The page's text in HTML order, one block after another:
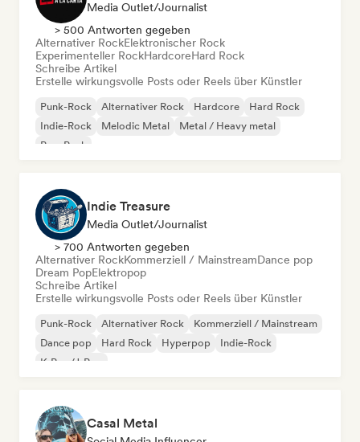
Media Outlet/Journalist
> 500 Antworten gegeben
Alternativer RockElektronischer Rock
Experimenteller RockHardcoreHard Rock
Schreibe Artikel
Erstelle wirkungsvolle Posts oder Reels über Künstler
Punk-Rock Alternativer Rock Hardcore
Hard Rock
Indie-Rock
Melodic Metal
Metal / Heavy metal
Pop-Punk
Indie Treasure
Media Outlet/Journalist
> 700 Antworten gegeben
Alternativer RockKommerziell / MainstreamDance pop
Dream PopElektropop
Schreibe Artikel
Erstelle wirkungsvolle Posts oder Reels über Künstler
Punk-Rock Alternativer Rock
Kommerziell / Mainstream
Dance pop
Hard Rock Hyperpop
Indie-Rock
K-Pop/J-Pop
Casal Metal